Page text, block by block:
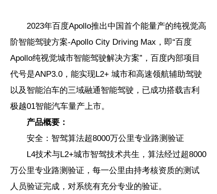
2023年百度Apollo推出中国首个能量产的纯视觉高
阶智能驾驶方案-Apollo City Driving Max，即“百度
Apollo纯视觉城市智能驾驶解决方案”，百度内部项目
代号是ANP3.0，能实现L2+ 城市和高速领航辅助驾驶
以及智能泊车的三域融通智能驾驶，已成功搭载吉利
极越01智能汽车量产上市。
产品概要：
安全：智驾算法超8000万公里专业路测验证
L4技术与L2+城市智驾技术共生，算法经过超8000
万公里专业路测验证，每一公里由持考核资质的测试
人员验证完成，对系统有充分专业的验证。